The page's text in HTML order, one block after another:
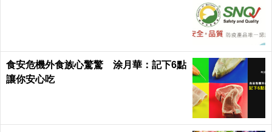
食安危機外食族心驚驚 涂月華：記下6點
讓你安心吃